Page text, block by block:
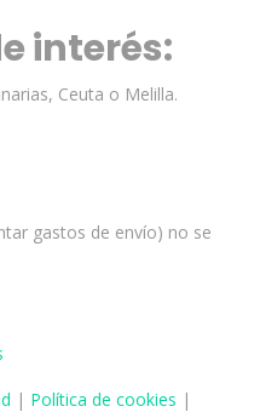
interés:
Ceuta o Melilla.
gastos de envío) no se
| Política de cookies |